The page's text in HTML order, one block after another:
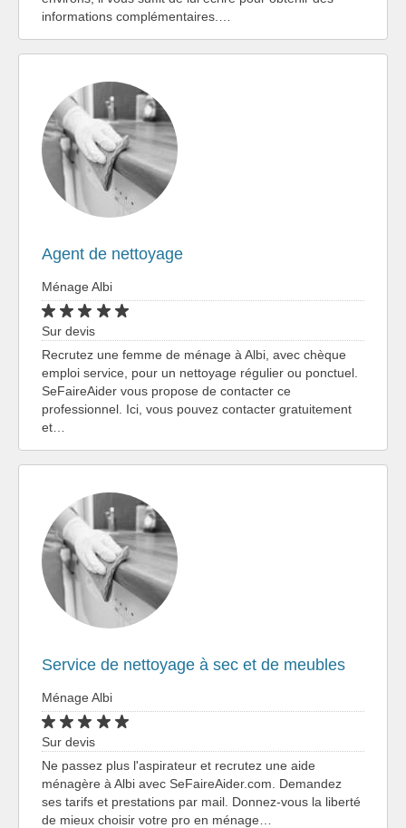
informations complémentaires.…
Agent de nettoyage
Ménage Albi
Sur devis
Recrutez une femme de ménage à Albi, avec chèque
emploi service, pour un nettoyage régulier ou ponctuel.
SeFaireAider vous propose de contacter ce
professionnel. Ici, vous pouvez contacter gratuitement
et…
Service de nettoyage à sec et de meubles
Ménage Albi
Sur devis
Ne passez plus l'aspirateur et recrutez une aide
ménagère à Albi avec SeFaireAider.com. Demandez
ses tarifs et prestations par mail. Donnez-vous la liberté
de mieux choisir votre pro en ménage…